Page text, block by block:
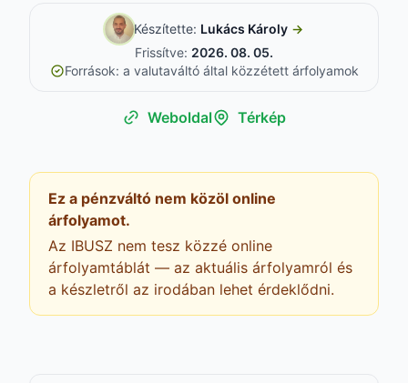
Készítette: Lukács Károly →
Frissítve: 2026. 08. 05.
Források: a valutaváltó által közzétett árfolyamok
Weboldal Térkép
Ez a pénzváltó nem közöl online
árfolyamot.
Az IBUSZ nem tesz közzé online
árfolyamtáblát — az aktuális árfolyamról és
a készletről az irodában lehet érdeklődni.